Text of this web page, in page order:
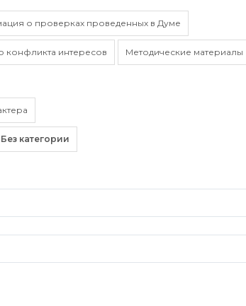
о проверках проведенных в Думе
интересов Методические материалы
Без категории